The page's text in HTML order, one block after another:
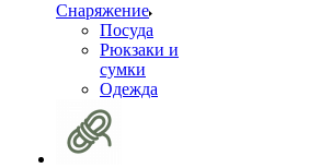
Снаряжение
Посуда
Рюкзаки и
сумки
Одежда